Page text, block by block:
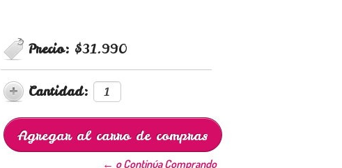
Precio: $31.990
Cantidad:
← o Continúa Comprando